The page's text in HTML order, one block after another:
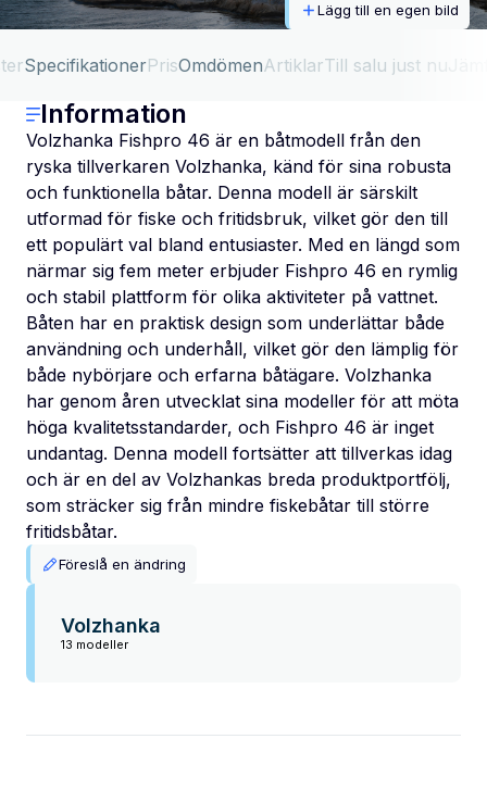
Lägg till en egen bild
SpecifikationerPrisOmdömenArtiklarTill salu just nu
Information
Volzhanka Fishpro 46 är en båtmodell från den
ryska tillverkaren Volzhanka, känd för sina robusta
och funktionella båtar. Denna modell är särskilt
utformad för fiske och fritidsbruk, vilket gör den till
ett populärt val bland entusiaster. Med en längd som
närmar sig fem meter erbjuder Fishpro 46 en rymlig
och stabil plattform för olika aktiviteter på vattnet.
Båten har en praktisk design som underlättar både
användning och underhåll, vilket gör den lämplig för
både nybörjare och erfarna båtägare. Volzhanka
har genom åren utvecklat sina modeller för att möta
höga kvalitetsstandarder, och Fishpro 46 är inget
undantag. Denna modell fortsätter att tillverkas idag
och är en del av Volzhankas breda produktportfölj,
som sträcker sig från mindre fiskebåtar till större
fritidsbåtar.
Föreslå en ändring
Volzhanka
13 modeller